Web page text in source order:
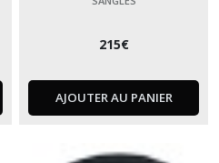
215€
AJOUTER AU PANIER